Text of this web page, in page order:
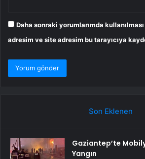
Daha sonraki yorumlarımda
adresim ve site adresim bu tarayıcıya
Son Eklenen
Gaziantep’te
Yangın